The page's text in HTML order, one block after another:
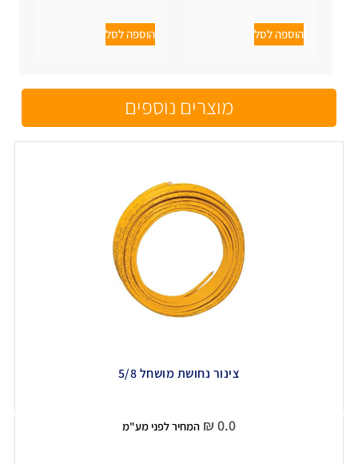
הוספה לסל הוספה לסל
מוצרים נוספים
צינור נחושת מושחל 5/8
₪ 0.0 המחיר לפני מע"מ